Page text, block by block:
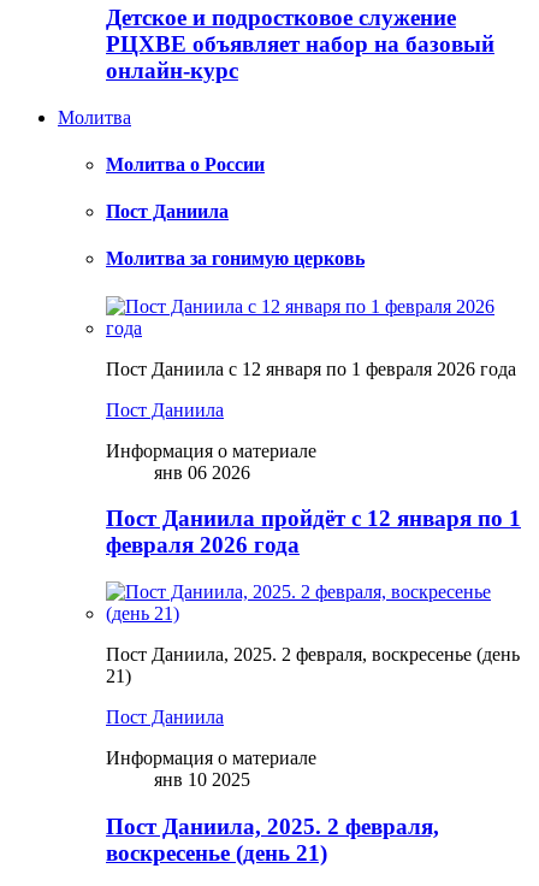
Детское и подростковое служение
РЦХВЕ объявляет набор на базовый
онлайн-курс
Молитва
Молитва о России
Пост Даниила
Молитва за гонимую церковь
Пост Даниила с 12 января по 1 февраля 2026 года
Пост Даниила
Информация о материале
янв 06 2026
Пост Даниила пройдёт с 12 января по 1
февраля 2026 года
Пост Даниила, 2025. 2 февраля, воскресенье (день
21)
Пост Даниила
Информация о материале
янв 10 2025
Пост Даниила, 2025. 2 февраля,
воскресенье (день 21)